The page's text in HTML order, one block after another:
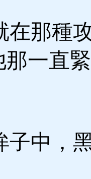
那種
那一直
中，